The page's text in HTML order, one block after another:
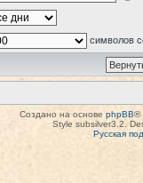
символов
Создано на основе phpBB®
Style subsilver3.2.
Русская